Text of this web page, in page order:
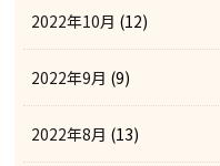
2022年10月 (12)
2022年9月 (9)
2022年8月 (13)